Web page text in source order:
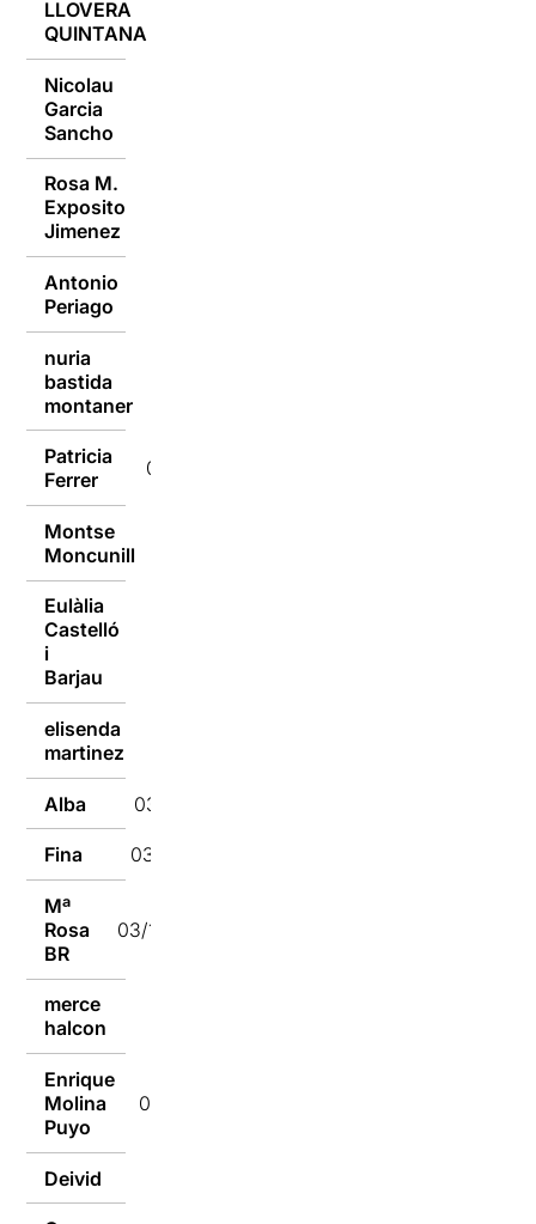
LLOVERA
QUINTANA
Nicolau
Garcia
Sancho
Rosa M.
Exposito
Jimenez
Antonio
Periago
nuria
bastida
montaner
Patricia
Ferrer
03/10/2016
Montse
Moncunill
Eulàlia
Castelló
i
Barjau
elisenda
martinez
Alba 03/10/2016
Fina 03/10/2016
Mª
Rosa
BR
03/10/2016
merce
halcon
Enrique
Molina
Puyo
03/10/2016
Deivid